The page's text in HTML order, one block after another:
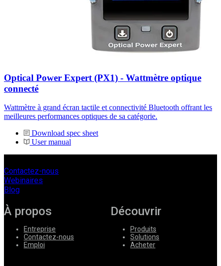
Optical Power Expert (PX1) - Wattmètre optique
connecté
Wattmètre à grand écran tactile et connectivité Bluetooth offrant les
meilleures performances optiques de sa catégorie.
Download spec sheet
User manual
Contactez-nous
Webinaires
Blog
À propos
Entreprise
Contactez-nous
Emploi
Découvrir
Produits
Solutions
Acheter